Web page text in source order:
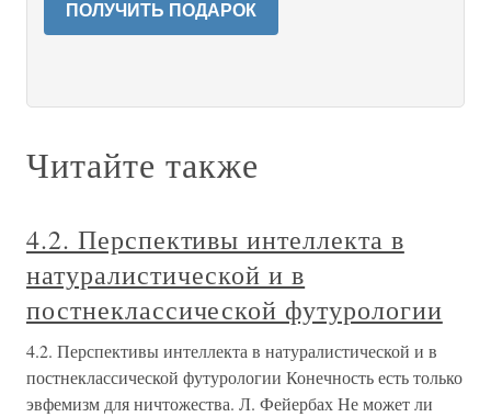
ПОЛУЧИТЬ ПОДАРОК
Читайте также
4.2. Перспективы интеллекта в
натуралистической и в
постнеклассической футурологии
4.2. Перспективы интеллекта в натуралистической и в
постнеклассической футурологии Конечность есть только
эвфемизм для ничтожества. Л. Фейербах Не может ли